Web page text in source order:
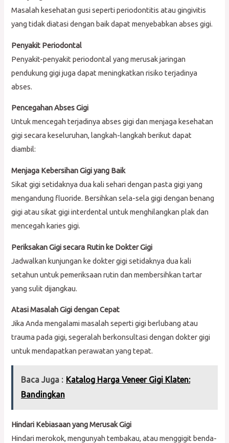
Masalah kesehatan gusi seperti periodontitis atau gingivitis
yang tidak diatasi dengan baik dapat menyebabkan abses gigi.
Penyakit Periodontal
Penyakit-penyakit periodontal yang merusak jaringan
pendukung gigi juga dapat meningkatkan risiko terjadinya
abses.
Pencegahan Abses Gigi
Untuk mencegah terjadinya abses gigi dan menjaga kesehatan
gigi secara keseluruhan, langkah-langkah berikut dapat
diambil:
Menjaga Kebersihan Gigi yang Baik
Sikat gigi setidaknya dua kali sehari dengan pasta gigi yang
mengandung fluoride. Bersihkan sela-sela gigi dengan benang
gigi atau sikat gigi interdental untuk menghilangkan plak dan
mencegah karies gigi.
Periksakan Gigi secara Rutin ke Dokter Gigi
Jadwalkan kunjungan ke dokter gigi setidaknya dua kali
setahun untuk pemeriksaan rutin dan membersihkan tartar
yang sulit dijangkau.
Atasi Masalah Gigi dengan Cepat
Jika Anda mengalami masalah seperti gigi berlubang atau
trauma pada gigi, segeralah berkonsultasi dengan dokter gigi
untuk mendapatkan perawatan yang tepat.
Baca Juga : Katalog Harga Veneer Gigi Klaten:
Bandingkan
Hindari Kebiasaan yang Merusak Gigi
Hindari merokok, mengunyah tembakau, atau menggigit benda-